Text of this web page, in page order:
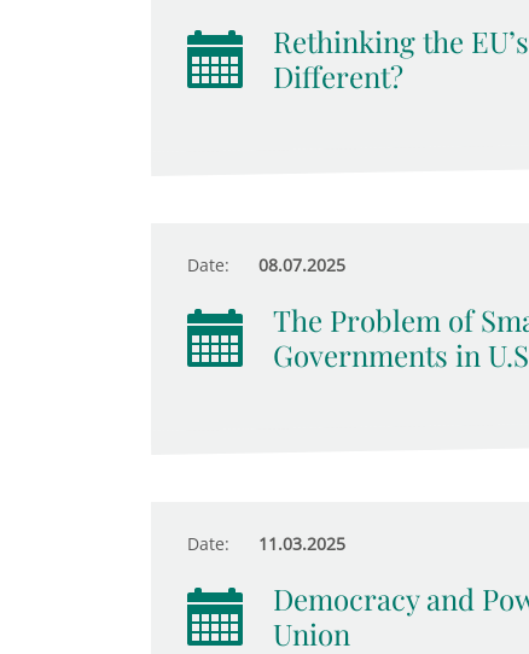
Rethinking the
Different?
Date: 08.07.2025
The Problem of
Governments in
Date: 11.03.2025
Democracy and
Union